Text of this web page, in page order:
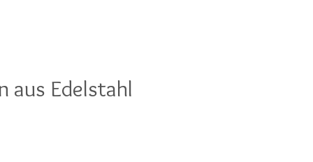
aus Edelstahl